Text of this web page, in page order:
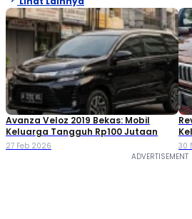
Avanza Veloz 2019 Bekas: Mobil
Keluarga Tangguh Rp100 Jutaan
27 Feb 2026 30